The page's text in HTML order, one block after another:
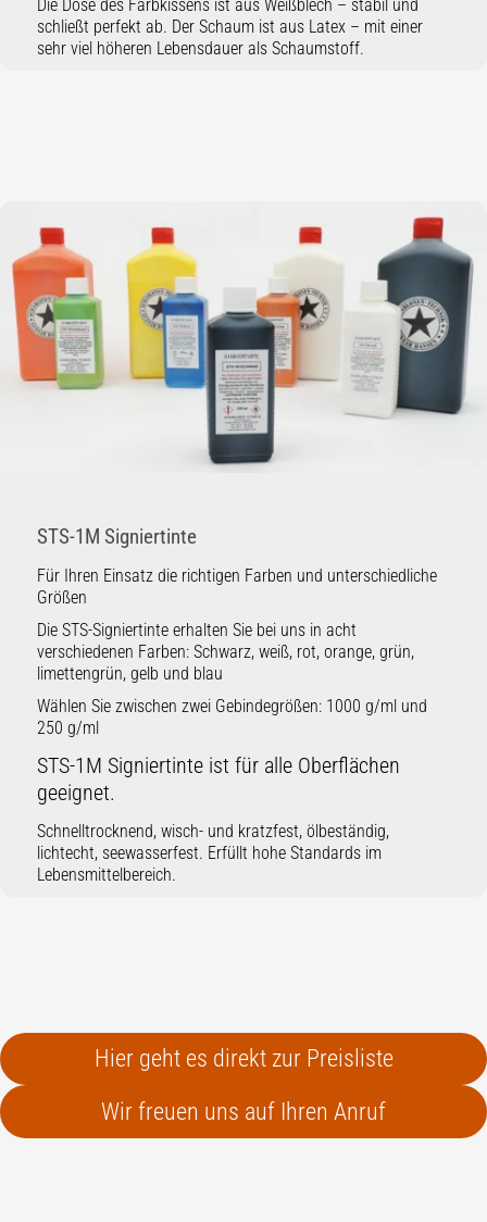
Die Dose des Farbkissens ist aus Weißblech – stabil und
schließt perfekt ab. Der Schaum ist aus Latex – mit einer
sehr viel höheren Lebensdauer als Schaumstoff.
STS-1M Signiertinte
Für Ihren Einsatz die richtigen Farben und unterschiedliche
Größen
Die STS-Signiertinte erhalten Sie bei uns in acht
verschiedenen Farben: Schwarz, weiß, rot, orange, grün,
limettengrün, gelb und blau
Wählen Sie zwischen zwei Gebindegrößen: 1000 g/ml und
250 g/ml
STS-1M Signiertinte ist für alle Oberflächen
geeignet.
Schnelltrocknend, wisch- und kratzfest, ölbeständig,
lichtecht, seewasserfest. Erfüllt hohe Standards im
Lebensmittelbereich.
Hier geht es direkt zur Preisliste
Wir freuen uns auf Ihren Anruf